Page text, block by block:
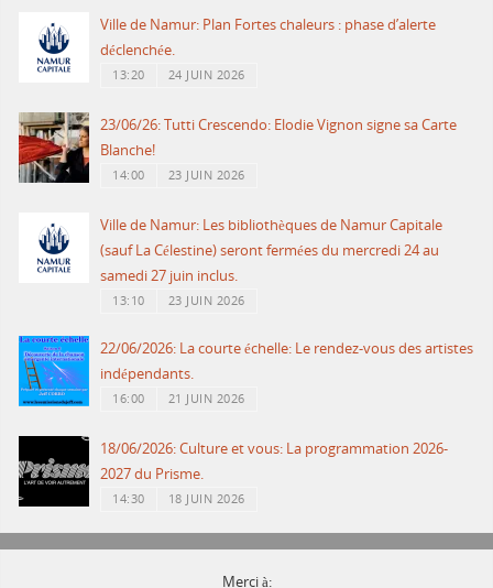
Ville de Namur: Plan Fortes chaleurs : phase d’alerte
déclenchée.
13:20 24 JUIN 2026
23/06/26: Tutti Crescendo: Elodie Vignon signe sa Carte
Blanche!
14:00 23 JUIN 2026
Ville de Namur: Les bibliothèques de Namur Capitale
(sauf La Célestine) seront fermées du mercredi 24 au
samedi 27 juin inclus.
13:10 23 JUIN 2026
22/06/2026: La courte échelle: Le rendez-vous des artistes
indépendants.
16:00 21 JUIN 2026
18/06/2026: Culture et vous: La programmation 2026-
2027 du Prisme.
14:30 18 JUIN 2026
Merci à: